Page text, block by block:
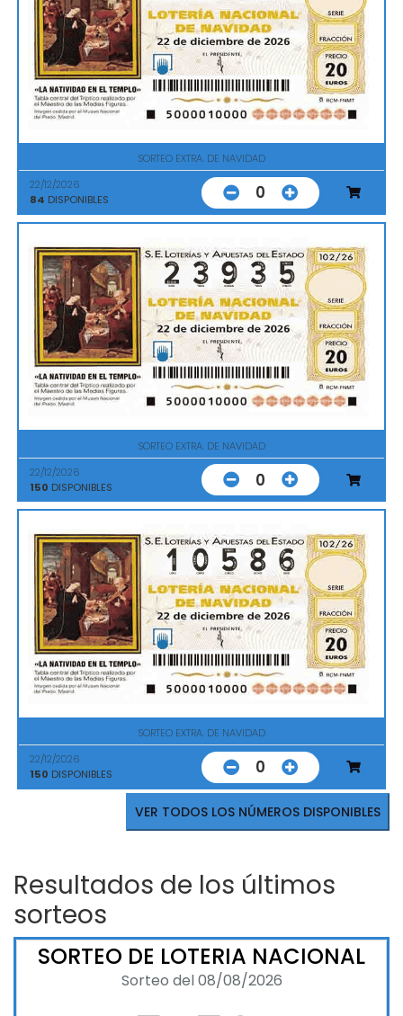
SORTEO EXTRA. DE NAVIDAD
22/12/2026
84 DISPONIBLES 0
SORTEO EXTRA. DE NAVIDAD
22/12/2026
150 DISPONIBLES 0
SORTEO EXTRA. DE NAVIDAD
22/12/2026
150 DISPONIBLES 0
VER TODOS LOS NÚMEROS DISPONIBLES
Resultados de los últimos
sorteos
SORTEO DE LOTERIA NACIONAL
Sorteo del 08/08/2026